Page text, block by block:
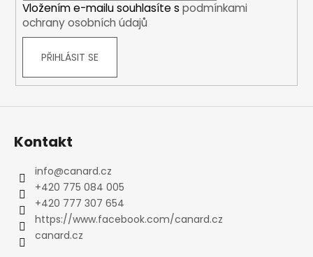
Vložením e-mailu souhlasíte s podmínkami
ochrany osobních údajů
PŘIHLÁSIT SE
Kontakt
info@canard.cz
+420 775 084 005
+420 777 307 654
https://www.facebook.com/canard.cz
canard.cz